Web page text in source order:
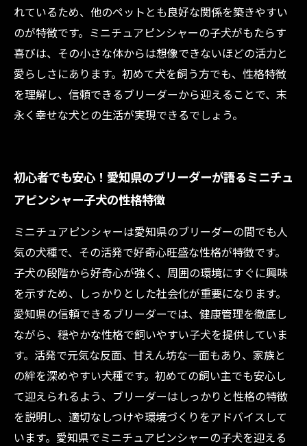
れているため、他のペットとも良好な関係を築きやすい
のが特徴です。ミニチュアピンシャーの子犬がもたらす
喜びは、その小さな体からは想像できないほどの活力と
愛らしさにあります。初めて犬を飼う方でも、性格特徴
を理解し、信頼できるブリーダーから迎えることで、末
永く幸せな犬との生活が実現できるでしょう。
初心者でも安心！愛知県のブリーダーが語るミニチュ
アピンシャー子犬の性格特徴
ミニチュアピンシャーは愛知県のブリーダーの間でも人
気の犬種で、その活発で好奇心旺盛な性格が特徴です。
子犬の段階から好奇心が強く、周囲の環境にすぐに興味
を示すため、しっかりとした社会化が重要になります。
愛知県の信頼できるブリーダーでは、健康管理を徹底し
ながら、穏やかな性格で飼いやすい子犬を提供していま
す。活発で元気な反面、甘えん坊な一面もあり、家族と
の絆を深めやすい犬種です。初めての飼い主でも安心し
て迎えられるよう、ブリーダーはしっかりと性格の特徴
を説明し、適切なしつけや環境づくりをアドバイスして
います。愛知県でミニチュアピンシャーの子犬を迎える